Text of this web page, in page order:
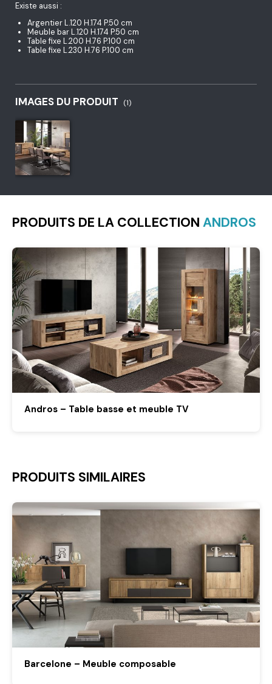
Existe aussi :
Argentier L.120 H.174 P.50 cm
Meuble bar L.120 H.174 P.50 cm
Table fixe L.200 H.76 P.100 cm
Table fixe L.230 H.76 P.100 cm
IMAGES DU PRODUIT (1)
PRODUITS DE LA COLLECTION ANDROS
Andros – Table basse et meuble TV
PRODUITS SIMILAIRES
Barcelone – Meuble composable